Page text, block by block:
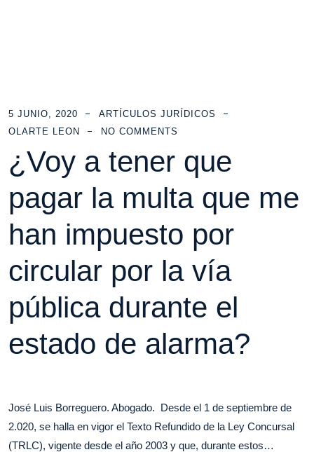
5 JUNIO, 2020
ARTÍCULOS JURÍDICOS
OLARTE LEON
NO COMMENTS
¿Voy a tener que
pagar la multa que me
han impuesto por
circular por la vía
pública durante el
estado de alarma?
José Luis Borreguero. Abogado. Desde el 1 de septiembre de
2.020, se halla en vigor el Texto Refundido de la Ley Concursal
(TRLC), vigente desde el año 2003 y que, durante estos…